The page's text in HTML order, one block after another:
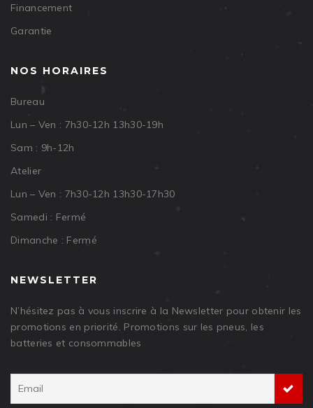
Financement
Garantie
NOS HORAIRES
Bureau
Lun – Ven : 7h30-12h 13h30-19h
Sam : 9h-12h
Atelier
Lun – Ven : 7h30-12h 13h30-17h30
Samedi : Fermé
Dimanche : Fermé
NEWSLETTER
N’hésitez pas à vous inscrire à la Newsletter pour obtenir les
promotions en priorité. Promotions sur les pneus, les
batteries et consommables